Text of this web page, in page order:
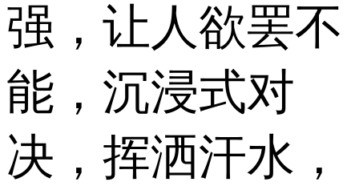
强，让人欲罢不
能，沉浸式对
决，挥洒汗水，